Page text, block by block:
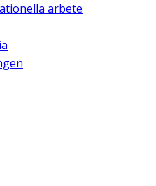
arbete